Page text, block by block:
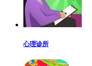
心理诊所